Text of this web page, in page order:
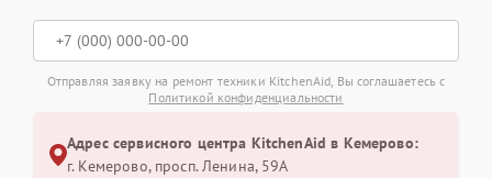
Отправляя заявку на ремонт техники KitchenAid, Вы соглашаетесь с
Политикой конфиденциальности
Адрес сервисного центра KitchenAid в Кемерово:
г. Кемерово, просп. Ленина, 59А